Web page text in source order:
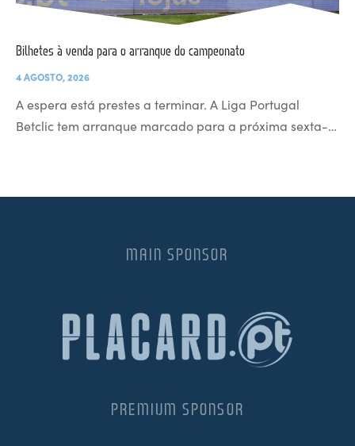
Bilhetes à venda para o arranque do campeonato
4 AGOSTO, 2026
A espera está prestes a terminar. A Liga Portugal
Betclic tem arranque marcado para a próxima sexta-…
MAIN SPONSOR
PREMIUM SPONSOR